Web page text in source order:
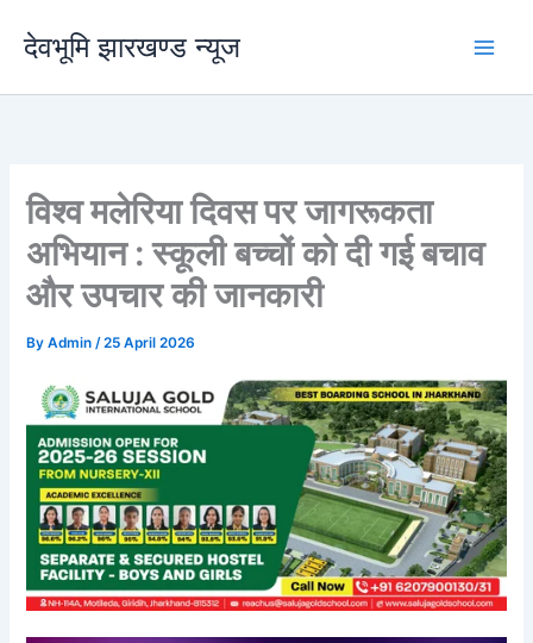
content
देवभूमि झारखण्ड न्यूज
विश्व मलेरिया दिवस पर जागरूकता
अभियान : स्कूली बच्चों को दी गई बचाव
और उपचार की जानकारी
ByAdmin/25 April 2026